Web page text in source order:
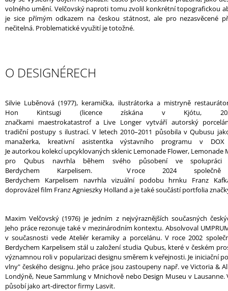
volného umění. Velčovský naproti tomu zvolil konkrétní topografickou
je sice přímým odkazem na českou státnost, ale pro nezasvěcené
nečitelná. Problematické využití je totožné.
O DESIGNÉRECH
Silvie Luběnová (1977), keramička, ilustrátorka a mistryně
Hon
Kintsugi
(licence získána v Kjótu,
značkami maestrokatastrof a Live Longer vytváří autorský
tradiční postupy s ilustrací. V letech 2010–2011 působila v Qubusu
manažerka, kreativní asistentka výstavního programu v
Jeautorkou kolekcí upcyklovaných sklenic Lemonade Flower, Lemonade
pro
Qubus
navrhla během svého působení ve spolupráci
Berdychem Karpelisem.
V roce 2024 společně
Berdychem
Karpelisem navrhla vizuální podobu hrnku
Franz
doprovázel film FranzAgnieszky Holland a je také součástí portfolia
Maxim Velčovský (1976) je jedním z nejvýraznějších současných
Jeho práce rezonuje také v mezinárodním kontextu. Absolvoval
v současnosti vede Ateliér keramiky a porcelánu. V roce 2002
Berdychem Karpelisem stál u založení studia Qubus, které v českém
významnou roli v popularizaci designu směrem k veřejnosti. Je iniciační
vlny" českého designu. Jeho práce jsou zastoupeny např. ve Victoria &
Londýně, Neue Sammlung v Mnichově nebo Design Museu v Lausanne.
působí jako art-director firmy Lasvit.